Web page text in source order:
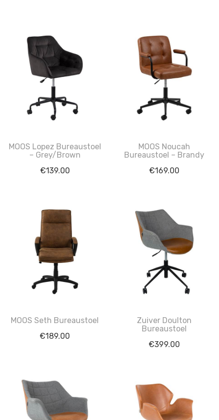
MOOS Lopez Bureaustoel
– Grey/Brown
€139.00
MOOS Noucah
Bureaustoel – Brandy
€169.00
MOOS Seth Bureaustoel
€189.00
Zuiver Doulton
Bureaustoel
€399.00